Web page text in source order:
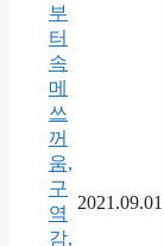
부
터
속
메
쓰
꺼
움,
구
역
감,
2021.09.01